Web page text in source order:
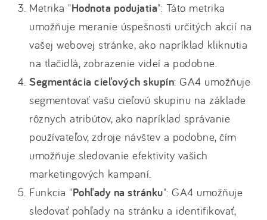
Metrika "Hodnota podujatia": Táto metrika
umožňuje meranie úspešnosti určitých akcií na
vašej webovej stránke, ako napríklad kliknutia
na tlačidlá, zobrazenie videí a podobne.
Segmentácia cieľových skupín: GA4 umožňuje
segmentovať vašu cieľovú skupinu na základe
rôznych atribútov, ako napríklad správanie
používateľov, zdroje návštev a podobne, čím
umožňuje sledovanie efektivity vašich
marketingových kampaní.
Funkcia "Pohľady na stránku": GA4 umožňuje
sledovať pohľady na stránku a identifikovať,